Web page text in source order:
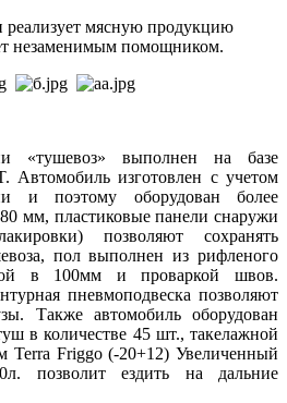
реализует мясную продукцию
незаменимым помощником.
«тушевоз» выполнен на базе
Автомобиль изготовлен с учетом
и поэтому оборудован более
мм, пластиковые панели снаружи
позволяют сохранять
пол выполнен из рифленого
в 100мм и проваркой швов.
пневмоподвеска позволяют
Также автомобиль оборудован
в количестве 45 шт., такелажной
Terra Friggo (-20+12) Увеличенный
позволит ездить на дальние